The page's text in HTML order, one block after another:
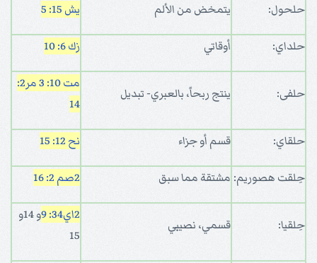
حلحول: يتمخض من الألم يش 15: 5
حلداي: أوقاتي زك 6: 10
حلفى: ينتج ربحاً، بالعبري- تبديل
مت 10: 3
مر2:
14
حلقاي: قسم أو جزاء نح 12: 15
حِلقت هصوريم: مشتقة مما سبق 2صم 2: 16
حِلقيا: قسمي، نصيبي
2اي34: 9
و 14و
15